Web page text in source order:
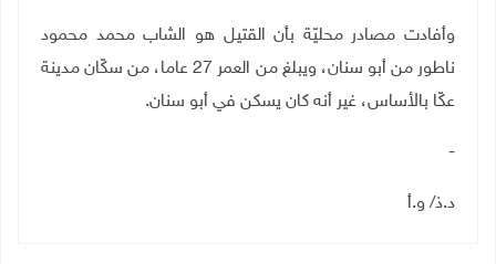
وأفادت مصادر محليّة بأن القتيل هو الشاب محمد محمود
ناطور من أبو سنان، ويبلغ من العمر 27 عاما، من سكّان مدينة
عكّا بالأساس، غير أنه كان يسكن في أبو سنان.
-
د.ذ/ و.أ